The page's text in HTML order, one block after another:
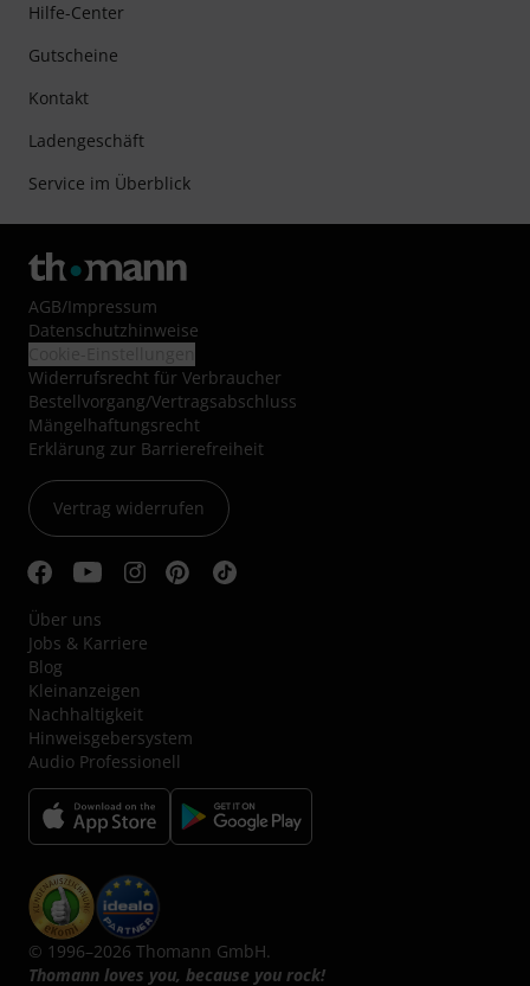
Hilfe-Center
Gutscheine
Kontakt
Ladengeschäft
Service im Überblick
AGB/Impressum
Datenschutzhinweise
Widerrufsrecht für Verbraucher
Bestellvorgang/Vertragsabschluss
Mängelhaftungsrecht
Erklärung zur Barrierefreiheit
Vertrag widerrufen
Über uns
Jobs & Karriere
Blog
Kleinanzeigen
Nachhaltigkeit
Hinweisgebersystem
Audio Professionell
© 1996–2026 Thomann GmbH.
Thomann loves you, because you rock!